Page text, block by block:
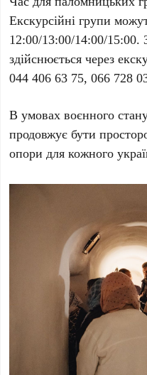
Екскурсійні групи
12:00/13:00/14:00/15:00.
здійснюється через
044 406 63 75,066 728
В умовах воєнного
продовжує бути
опори для кожного